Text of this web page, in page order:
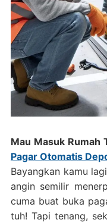
Mau Masuk Rumah
Pagar Otomatis
Bayangkan kamu
angin semilir
cuma buat buka
tuh! Tapi tenang,